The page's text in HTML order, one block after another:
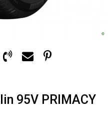
95V PRIMACY